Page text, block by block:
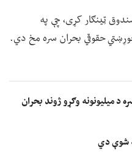
ټینګار کړی، چې په
حقوقي بحران سره مخ دي.
د میلیونونه وګړو ژوند بحران
شوې دي